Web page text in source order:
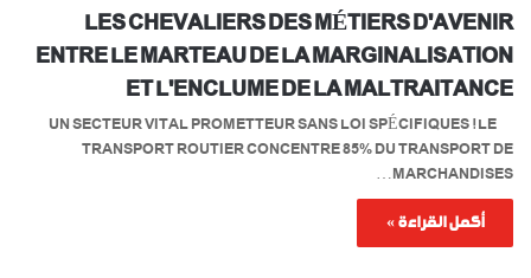
LES CHEVALIERS DES MÉTIERS D’AVENIR
ENTRE LE MARTEAU DE LA MARGINALISATION
ET L’ENCLUME DE LA MALTRAITANCE
UN SECTEUR VITAL PROMETTEUR SANS LOI SPÉCIFIQUES ! LE
TRANSPORT ROUTIER CONCENTRE 85% DU TRANSPORT DE
MARCHANDISES…
أكمل القراءة »